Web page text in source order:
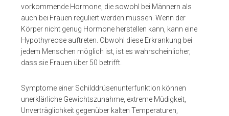
vorkommende Hormone, die sowohl bei Männern als
auch bei Frauen reguliert werden müssen. Wenn der
Körper nicht genug Hormone herstellen kann, kann eine
Hypothyreose auftreten. Obwohl diese Erkrankung bei
jedem Menschen möglich ist, ist es wahrscheinlicher,
dass sie Frauen über 50 betrifft.
Symptome einer Schilddrüsenunterfunktion können
unerklärliche Gewichtszunahme, extreme Müdigkeit,
Unverträglichkeit gegenüber kalten Temperaturen,